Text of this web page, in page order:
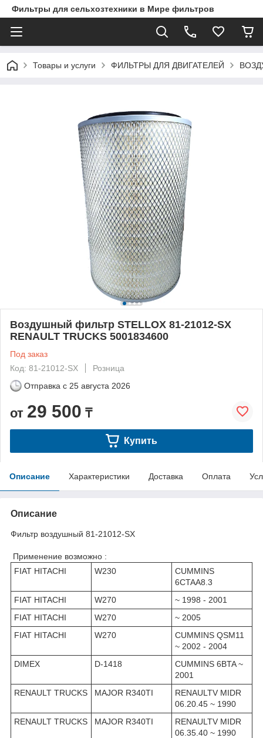
Фильтры для сельхозтехники в Мире фильтров
Товары и услуги ФИЛЬТРЫ ДЛЯ ДВИГАТЕЛЕЙ
Воздушный фильтр STELLOX 81-21012-SX
RENAULT TRUCKS 5001834600
Под заказ
Код: 81-21012-SX
Розница
Отправка с 25 августа 2026
от 29 500 ₸
Купить
Описание Характеристики Доставка Оплата
Описание
Фильтр воздушный 81-21012-SX
Применение возможно :
FIAT HITACHI
W230
CUMMINS
6CTAA8.3
FIAT HITACHI
W270
~ 1998 - 2001
FIAT HITACHI
W270
~ 2005
FIAT HITACHI
W270
CUMMINS QSM11
~ 2002 - 2004
DIMEX
D-1418
CUMMINS 6BTA ~
2001
RENAULT TRUCKS
MAJOR R340TI
RENAULTV MIDR
06.20.45 ~ 1990
RENAULT TRUCKS
MAJOR R340TI
RENAULTV MIDR
06.35.40 ~ 1990